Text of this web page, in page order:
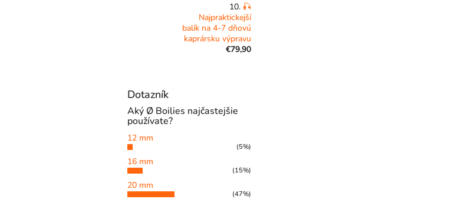
🎣
Najpraktickejší
balík na 4-7 dňovú
kaprársku výpravu
€79,90
Dotazník
Aký Ø Boilies najčastejšie
používate?
12 mm
(5%)
16 mm
(15%)
20 mm
(47%)